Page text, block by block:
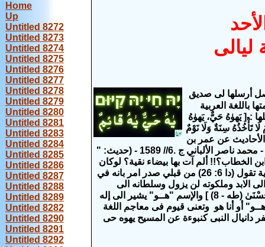
Home
Up
Untitled 8272
Untitled 8273
Untitled 8274
Untitled 8275
Untitled 8276
Untitled 8277
Untitled 8278
Untitled 8279
Untitled 8280
Untitled 8281
Untitled 8283
Untitled 8284
Untitled 8285
Untitled 8286
Untitled 8287
Untitled 8288
Untitled 8289
Untitled 8282
Untitled 8290
Untitled 8291
Untitled 8292
ليالى
أرسلها لى صديق
باللغة العربية
:-[ يَهوٰهُ حَيٌّ، يَهوٰهُ
إِلَّا هُوَ الْحَيُّ الْقَيُّومُ لَا تَأْخُذُهُ سِنَةٌ وَلَا نَوْمٌ
الأحاديث عن عمر بن
الخطاب أتى بسفر دانيال النبى لرسول الإسلام (صلم) فغضب الرسول [ إرواء الغليل - محمد ناصر الألباني ج .6// 1589 - (حديث: "
ألم آت بها بيضاء نقية؟ لوكان
أخى موسى حيا ما وسعه إلا اتباعي ") ص 2/ 6. حسن ] ومعروف أنه فى سفر دانيال آية تقول (دا 6: 26) من قبلي صدر امر بانه في
الى الابد وملكوته لن يزول وسلطانه الى
المنتهى" والقيوم إسم من أسماء الله الحسنى [ٱللَّهُ لَآ إِلَٰهَ إِلَّا هُـــــوَ ۖ لَهُ ٱلْأَسْمَآءُ ٱلْحُسْنَىٰ (طه - 8) ] والإسم "هــو" يشير الى إله
أو أنا هو وتعنى قيوم فى معاجم اللغة
دانيال النبى كنبوءة عن المسيح يهوه حى